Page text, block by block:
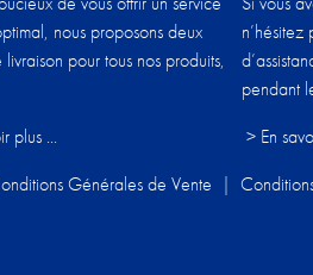
nous proposons deux
pour tous nos produits,
plus ...
pendant
> En
Générales de Vente |